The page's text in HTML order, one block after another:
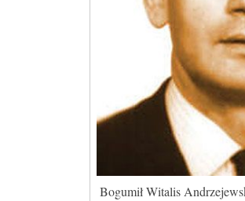
Bogumił Witalis